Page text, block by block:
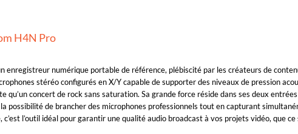
H4N Pro
enregistreur numérique portable de référence, plébiscité par les créateurs de
stéréo configurés en X/Y capable de supporter des niveaux de pression
qu’un concert de rock sans saturation. Sa grande force réside dans ses deux
possibilité de brancher des microphones professionnels tout en capturant
c’est l’outil idéal pour garantir une qualité audio broadcast à vos projets vidéo, que